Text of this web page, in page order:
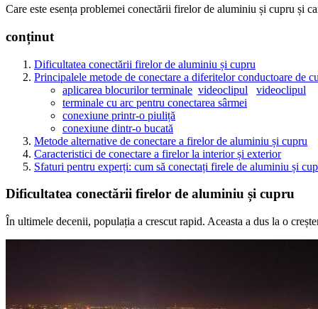
Care este esența problemei conectării firelor de aluminiu și cupru și
conținut
Dificultatea conectării firelor de aluminiu și cupru
Principalele metode de conectare a diferitelor conductoare de
aplicarea blocurilor terminale videoclipul
videoclipul
terminale cu arc pentru conectarea sârmei
conexiune printr-o piuliță
conexiune dintr-o bucată
Metode alternative de conectare a firelor de aluminiu și cupru
Caracteristici de conectare a firelor la interior și exterior
Sfaturi pentru experți: cum să conectați firele de aluminiu și
Dificultatea conectării firelor de aluminiu și cupru
În ultimele decenii, populația a crescut rapid. Aceasta a dus la o